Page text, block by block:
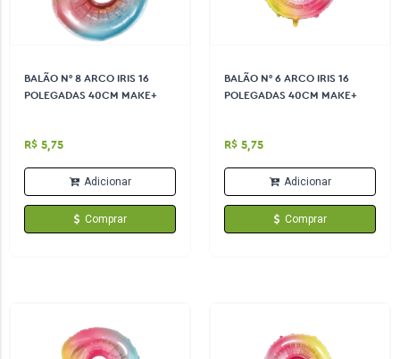
BALÃO N° 8 ARCO IRIS 16
POLEGADAS 40CM MAKE+
R$ 5,75
Adicionar
Comprar
BALÃO N° 6 ARCO IRIS 16
POLEGADAS 40CM MAKE+
R$ 5,75
Adicionar
Comprar